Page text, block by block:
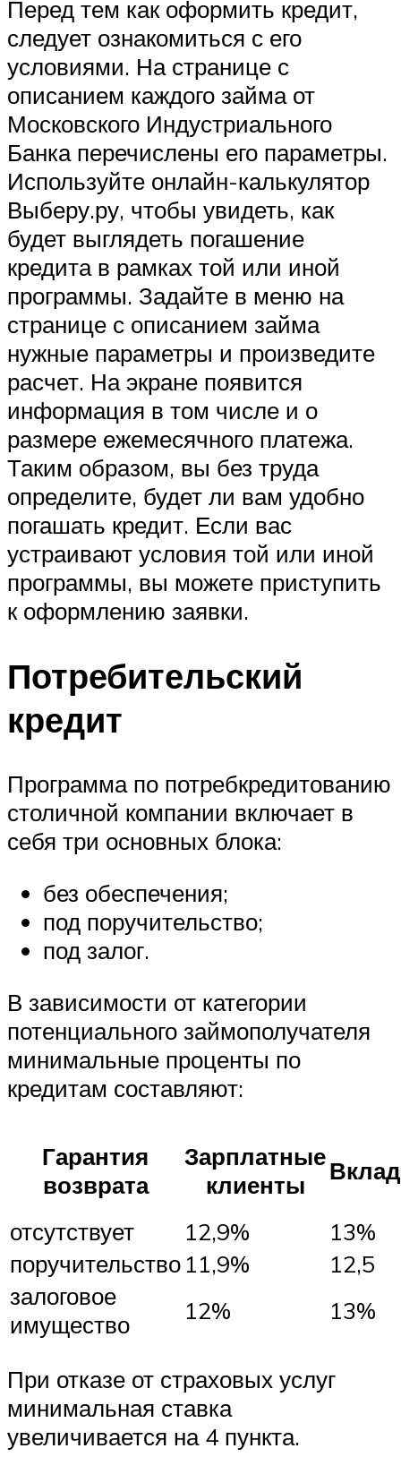
Перед тем как оформить кредит,
следует ознакомиться с его
условиями. На странице с
описанием каждого займа от
Московского Индустриального
Банка перечислены его параметры.
Используйте онлайн-калькулятор
Выберу.ру, чтобы увидеть, как
будет выглядеть погашение
кредита в рамках той или иной
программы. Задайте в меню на
странице с описанием займа
нужные параметры и произведите
расчет. На экране появится
информация в том числе и о
размере ежемесячного платежа.
Таким образом, вы без труда
определите, будет ли вам удобно
погашать кредит. Если вас
устраивают условия той или иной
программы, вы можете приступить
к оформлению заявки.
Потребительский
кредит
Программа по потребкредитованию
столичной компании включает в
себя три основных блока:
без обеспечения;
под поручительство;
под залог.
В зависимости от категории
потенциального займополучателя
минимальные проценты по
кредитам составляют:
Гарантия
возврата
Зарплатные
клиенты
отсутствует 12,9%
13%
поручительство 11,9%
12,5
залоговое
имущество
12% 13%
При отказе от страховых услуг
минимальная ставка
увеличивается на 4 пункта.